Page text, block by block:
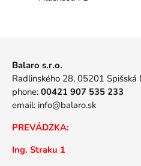
Balaro s.r.o.
Radlinského 28, 05201 Spišská
phone: 00421 907 535 233
email: info@balaro.sk
PREVÁDZKA:
Ing. Straku 1